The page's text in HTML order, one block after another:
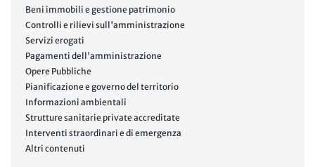
Beni immobili e gestione patrimonio
Controlli e rilievi sull'amministrazione
Servizi erogati
Pagamenti dell'amministrazione
Opere Pubbliche
Pianificazione e governo del territorio
Informazioni ambientali
Strutture sanitarie private accreditate
Interventi straordinari e di emergenza
Altri contenuti